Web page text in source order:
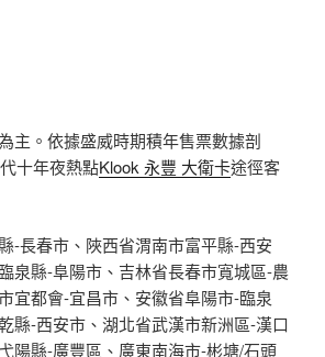
。依據盛威時期積年售票數據剖
十年夜熱點Klook 永豐 大衛卡途徑客
-長春市、陜西省渭南市富平縣-西安
泉縣-阜陽市、吉林省長春市寬城區-農
宜都會-宜昌市、安徽省阜陽市-臨泉
縣-西安市、湖北省武漢市新洲區-漢口
陽縣-廣豐區、廣東南海市-彬塘/石頭